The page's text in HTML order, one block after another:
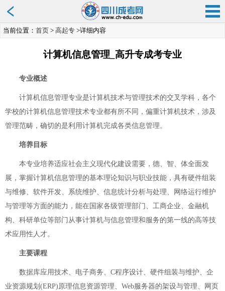
当前位置： 首页 > 高起专 >详细内容
计算机信息管理_高升专成考专业
专业概述
计算机信息管理专业是计算机技术与管理技术的交叉学科，各个
学校的计算机信息管理技术专业都有所不同，偏重计算机技术，涉及
管理范畴，确切的是利用计算机完成各类信息管理。
培养目标
本专业培养适应社会主义现代化建设需要，德、智、体全面发
展，掌握计算机信息管理的基本理论知识与职业技能，具有硬件组装
与维修、软件开发、系统维护、信息统计分析与处理、网络运行维护
与管理等方面的能力，能在国家各级管理部门、工商企业、金融机
构、科研单位等部门从事计算机与信息管理和服务的第一线的高等技
术应用性人才。
主要课程
数据库应用技术、电子商务、C程序设计、硬件组装与维护、企
业资源规划(ERP)原理信息资源管理、Web服务器的架设与管理、网页